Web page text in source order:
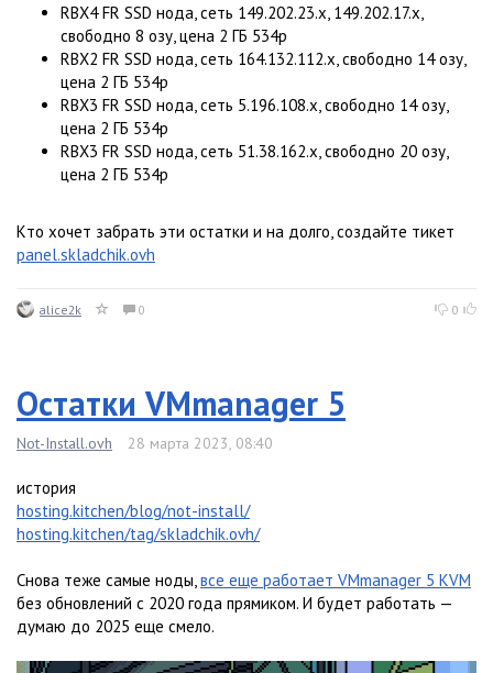
RBX4 FR SSD нода, сеть 149.202.23.x, 149.202.17.x,
свободно 8 озу, цена 2 ГБ 534р
RBX2 FR SSD нода, сеть 164.132.112.x, свободно 14 озу,
цена 2 ГБ 534р
RBX3 FR SSD нода, сеть 5.196.108.x, свободно 14 озу,
цена 2 ГБ 534р
RBX3 FR SSD нода, сеть 51.38.162.x, свободно 20 озу,
цена 2 ГБ 534р
Кто хочет забрать эти остатки и на долго, создайте тикет
panel.skladchik.ovh
alice2k 0 0
Остатки VMmanager 5
Not-Install.ovh 28 марта 2023, 08:40
история
hosting.kitchen/blog/not-install/
hosting.kitchen/tag/skladchik.ovh/
Снова теже самые ноды,все еще работает VMmanager 5 KVM
без обновлений с 2020 года прямиком. И будет работать —
думаю до 2025 еще смело.